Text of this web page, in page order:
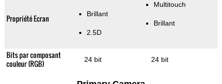
Propriété Ecran Brillant
2.5D
Multitouch
Brillant
Bits par composant
couleur (RGB)
24 bit 24 bit